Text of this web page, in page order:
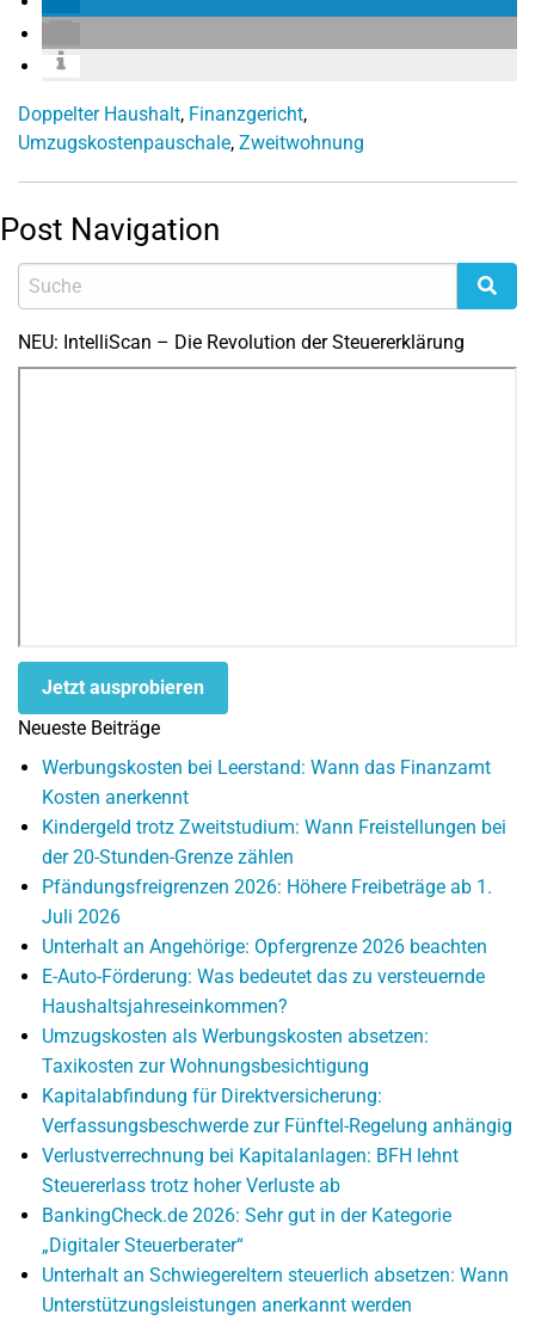
Doppelter Haushalt, Finanzgericht,
Umzugskostenpauschale, Zweitwohnung
Post Navigation
NEU: IntelliScan – Die Revolution der Steuererklärung
Jetzt ausprobieren
Neueste Beiträge
Werbungskosten bei Leerstand: Wann das Finanzamt
Kosten anerkennt
Kindergeld trotz Zweitstudium: Wann Freistellungen bei
der 20-Stunden-Grenze zählen
Pfändungsfreigrenzen 2026: Höhere Freibeträge ab 1.
Juli 2026
Unterhalt an Angehörige: Opfergrenze 2026 beachten
E-Auto-Förderung: Was bedeutet das zu versteuernde
Haushaltsjahreseinkommen?
Umzugskosten als Werbungskosten absetzen:
Taxikosten zur Wohnungsbesichtigung
Kapitalabfindung für Direktversicherung:
Verfassungsbeschwerde zur Fünftel-Regelung anhängig
Verlustverrechnung bei Kapitalanlagen: BFH lehnt
Steuererlass trotz hoher Verluste ab
BankingCheck.de 2026: Sehr gut in der Kategorie
„Digitaler Steuerberater“
Unterhalt an Schwiegereltern steuerlich absetzen: Wann
Unterstützungsleistungen anerkannt werden